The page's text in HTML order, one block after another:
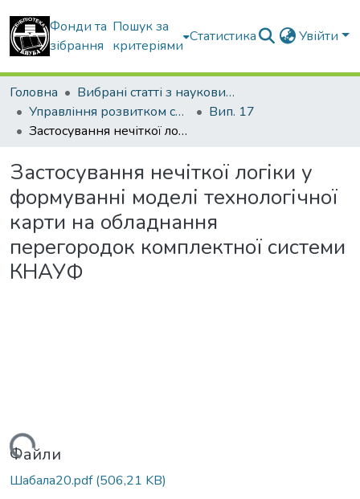
Фонди та
зібрання
Пошук за
критеріями
Статистика Увійти
Головна
Вибрані статті з наукових збірників КНУБА
Управління розвитком складних систем
Вип. 17
Застосування нечіткої логіки у формуванні моделі технологічної карти на обладнання перегородок комплектної системи КНАУФ
Застосування нечіткої логіки у
формуванні моделі технологічної
карти на обладнання
перегородок комплектної системи
КНАУФ
Файли
Шабала20.pdf(506,21 KB)